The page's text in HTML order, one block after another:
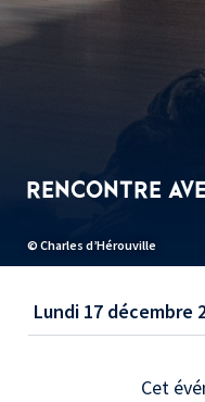
© Charles d’Hérouville
RENCONTRE
Lundi 17 décembre
Cet